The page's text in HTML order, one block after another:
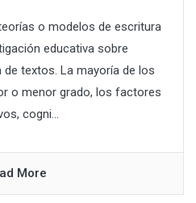
o modelos de escritura
educativa sobre
textos. La mayoría de los
o menor grado, los factores
cogni...
More